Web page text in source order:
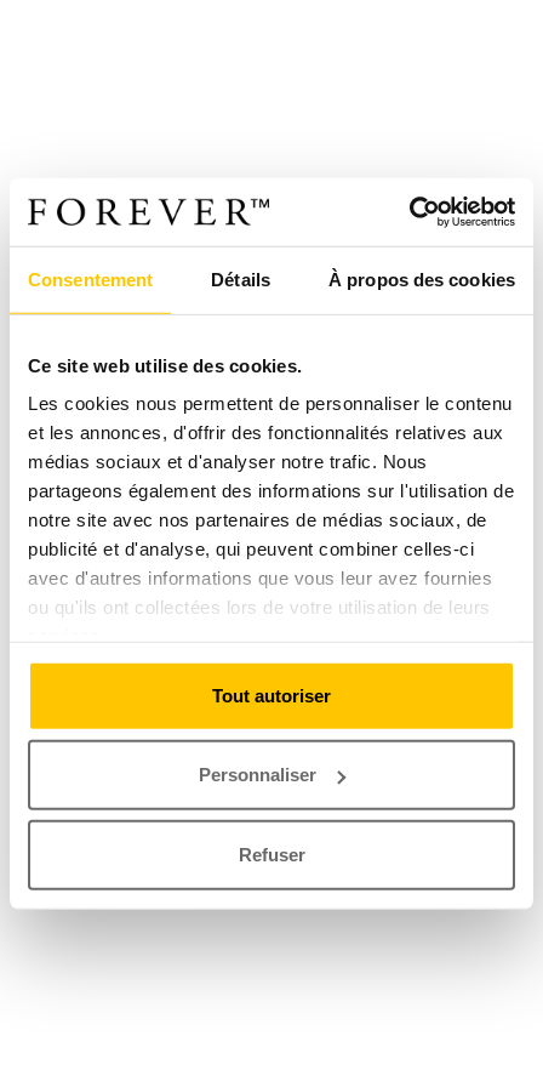
Consentement Détails À propos des cookies
Ce site web utilise des cookies.
Les cookies nous permettent de personnaliser le contenu
et les annonces, d'offrir des fonctionnalités relatives aux
médias sociaux et d'analyser notre trafic. Nous
partageons également des informations sur l'utilisation de
notre site avec nos partenaires de médias sociaux, de
publicité et d'analyse, qui peuvent combiner celles-ci
avec d'autres informations que vous leur avez fournies
ou qu'ils ont collectées lors de votre utilisation de leurs
Tout autoriser
Personnaliser
Refuser